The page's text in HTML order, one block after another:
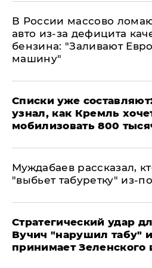
В России массово
авто из-за дефицита
бензина: "Заливают
машину"
Списки уже
узнал, как Кремль
мобилизовать 800
Муждабаев рассказал,
"выбьет табуретку" из-
Стратегический удар
Вучич "нарушил табу"
принимает Зеленского